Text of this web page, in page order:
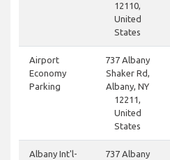
12110,
United
States
Airport
Economy
Parking
737 Albany
Shaker Rd,
Albany, NY
12211,
United
States
Albany Int'l-
737 Albany